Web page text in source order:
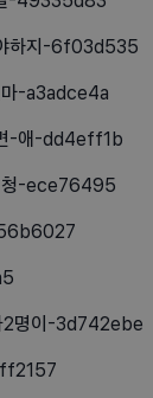
하지-6f03d535
마-a3adce4a
-애-dd4eff1b
청-ece76495
2명이-3d742ebe